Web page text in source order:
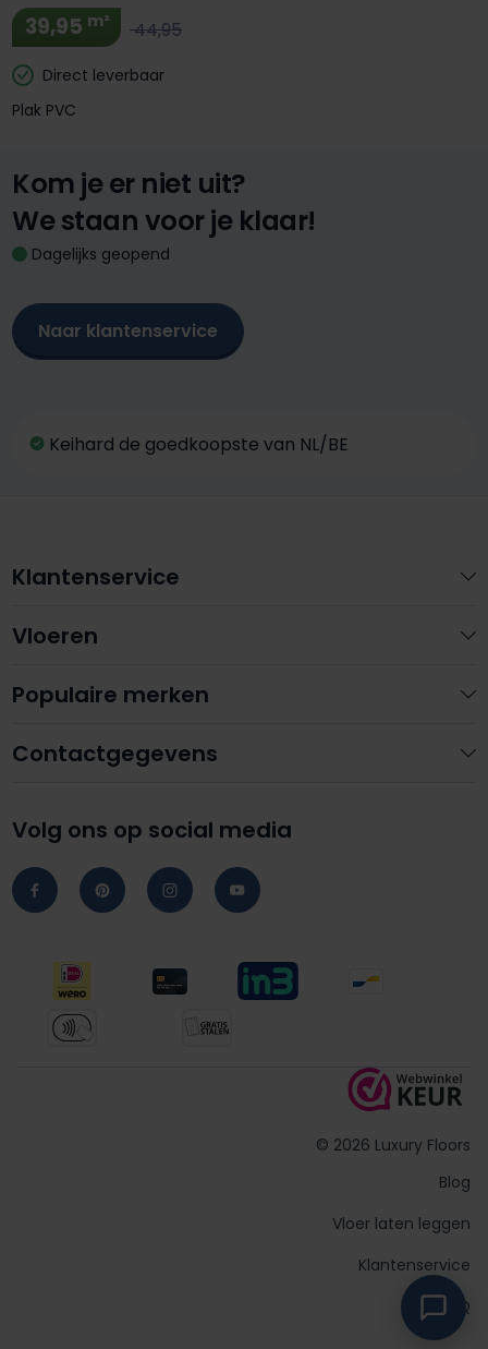
39,95 m² 44,95
Direct leverbaar
Plak PVC
Kom je er niet uit?
We staan voor je klaar!
Dagelijks geopend
Naar klantenservice
Keihard de goedkoopste van NL/BE
Contactgegevens
Volg ons op social media
Klantenservice
Vloeren
Populaire merken
© 2026 Luxury Floors
Blog
Vloer laten leggen
Klantenservice
FAQ